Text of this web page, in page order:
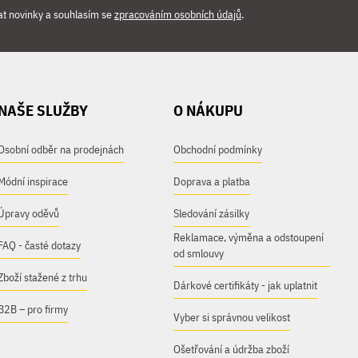
novinky a souhlasím sezpracováním osobních údajů.
SLUŽBY
odběr na prodejnách
inspirace
oděvů
- časté dotazy
stažené z trhu
– pro firmy
O NÁKUPU
Obchodní podmínky
Doprava a platba
Sledování zásilky
Reklamace, výměna a odstoupení
od smlouvy
Dárkové certifikáty - jak uplatnit
Vyber si správnou velikost
Ošetřování a údržba zboží